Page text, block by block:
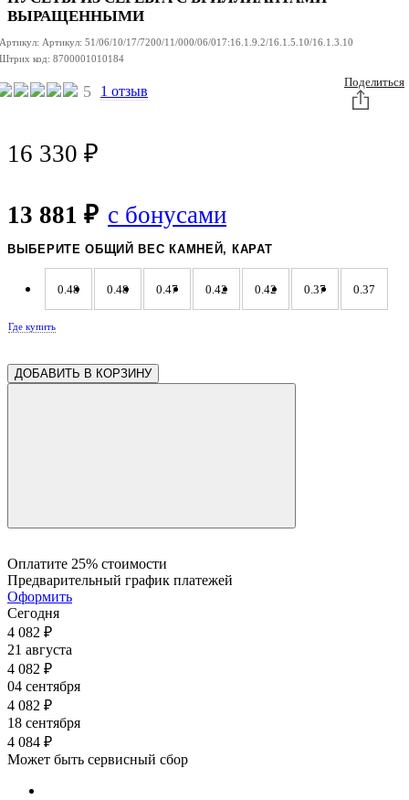
СЕРЕБРА
СЕРЕБРА
СЕРЕБРА
ВЫРАЩЕННЫМИ
Артикул: Артикул: 51/06/10/17/7200/11/000/06/017:16.1.9.2/16.1.5.10/16.1.3.10
Штрих код: 8700001010184
5 1 отзыв
Поделиться
16 330 ₽
13 881 ₽ с бонусами
ВЫБЕРИТЕ ОБЩИЙ ВЕС КАМНЕЙ, КАРАТ
0.48 0.48 0.47 0.42 0.42 0.37 0.37
0.37 0.37 0.37 0.37 0.37
Где купить
ДОБАВИТЬ В КОРЗИНУ
Оплатите 25% стоимости
Предварительный график платежей
Оформить
Сегодня
4 082 ₽
21 августа
4 082 ₽
04 сентября
4 082 ₽
18 сентября
4 084 ₽
Может быть сервисный сбор